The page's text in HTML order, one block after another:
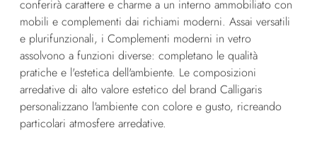
conferirà carattere e charme a un interno ammobiliato con
mobili e complementi dai richiami moderni. Assai versatili
e plurifunzionali, i Complementi moderni in vetro
assolvono a funzioni diverse: completano le qualità
pratiche e l'estetica dell'ambiente. Le composizioni
arredative di alto valore estetico del brand Calligaris
personalizzano l'ambiente con colore e gusto, ricreando
particolari atmosfere arredative.